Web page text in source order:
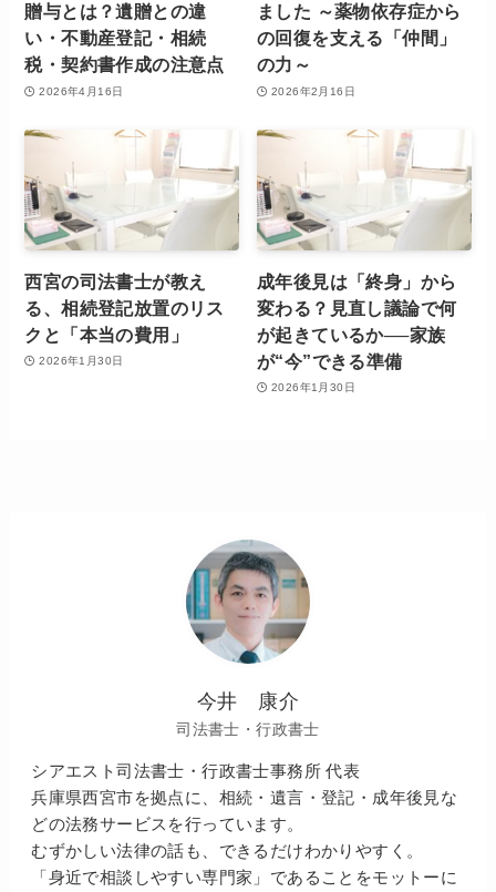
贈与とは？遺贈との違
い・不動産登記・相続
税・契約書作成の注意点
2026年4月16日
ました ～薬物依存症から
の回復を支える「仲間」
の力～
2026年2月16日
西宮の司法書士が教え
る、相続登記放置のリス
クと「本当の費用」
2026年1月30日
成年後見は「終身」から
変わる？見直し議論で何
が起きているか──家族
が“今”できる準備
2026年1月30日
今井 康介
司法書士・行政書士
シアエスト司法書士・行政書士事務所 代表
兵庫県西宮市を拠点に、相続・遺言・登記・成年後見な
どの法務サービスを行っています。
むずかしい法律の話も、できるだけわかりやすく。
「身近で相談しやすい専門家」であることをモットーに